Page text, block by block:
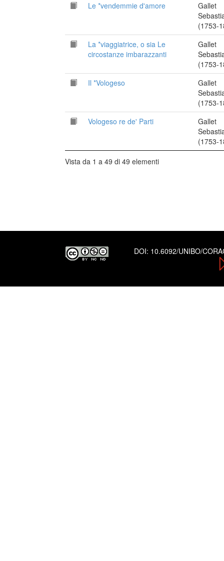
Le *vendemmie d'amore
Gallet
(1753-
La *viaggiatrice, o sia Le
circostanze imbarazzanti
Gallet
(1753-
Il *Vologeso
Gallet
(1753-
Vologeso re de' Parti
Gallet
(1753-
Vista da 1 a 49 di 49 elementi
DOI: 10.6092/UNIBO/